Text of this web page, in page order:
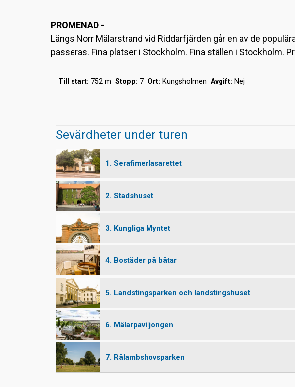
PROMENAD -
Längs Norr Mälarstrand vid Riddarfjärden går en av de
passeras. Fina platser i Stockholm. Fina ställen i Stockholm.
Till start: 752 m Stopp: 7 Ort: Kungsholmen Avgift: Nej
Sevärdheter under turen
1. Serafimerlasarettet
2. Stadshuset
3. Kungliga Myntet
4. Bostäder på båtar
5. Landstingsparken och landstingshuset
6. Mälarpaviljongen
7. Rålambshovsparken